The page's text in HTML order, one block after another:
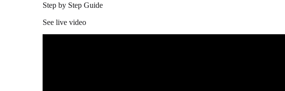
Step by Step Guide
See live video